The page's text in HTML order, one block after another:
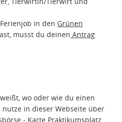
in den Grünen
musst du deinen Antrag
wo oder wie du einen
in dieser Webseite über
- Karte Praktikumsplatz